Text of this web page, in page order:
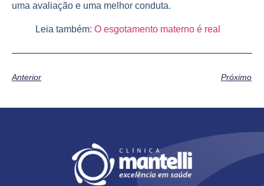
uma avaliação e uma melhor conduta.
Leia também: O esgotamento materno é real
Anterior Próximo